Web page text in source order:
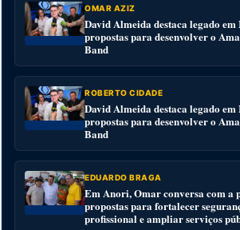
OMAR AZIZ
David Almeida destaca legado em
propostas para desenvolver o
Band
ROBERTO CIDADE
David Almeida destaca legado em
propostas para desenvolver o
Band
EDUARDO BRAGA
Em Anori, Omar conversa com a
propostas para fortalecer
profissional e ampliar serviços